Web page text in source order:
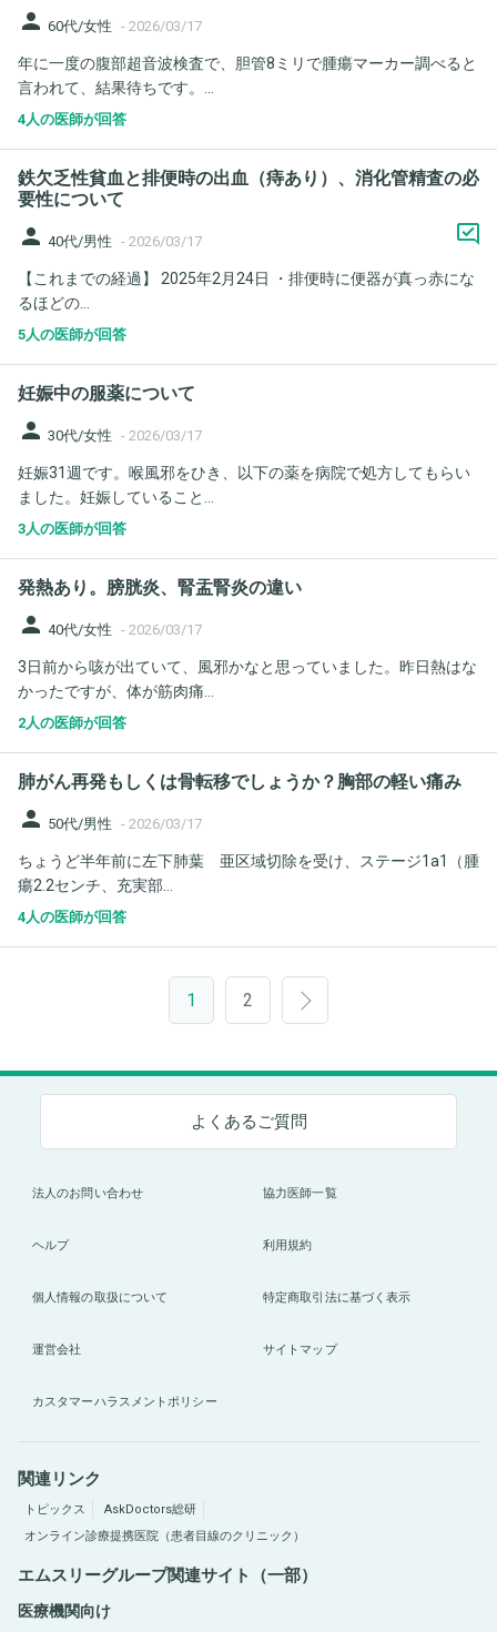
person 60代/女性 - 2026/03/17
年に一度の腹部超音波検査で、胆管8ミリで腫瘍マーカー調べると
言われて、結果待ちです。...
4人の医師が回答
鉄欠乏性貧血と排便時の出血（痔あり）、消化管精査の必
要性について
person 40代/男性 - 2026/03/17
【これまでの経過】 2025年2月24日 ・排便時に便器が真っ赤にな
るほどの...
5人の医師が回答
妊娠中の服薬について
person 30代/女性 - 2026/03/17
妊娠31週です。喉風邪をひき、以下の薬を病院で処方してもらい
ました。妊娠していること...
3人の医師が回答
発熱あり。膀胱炎、腎盂腎炎の違い
person 40代/女性 - 2026/03/17
3日前から咳が出ていて、風邪かなと思っていました。昨日熱はな
かったですが、体が筋肉痛...
2人の医師が回答
肺がん再発もしくは骨転移でしょうか？胸部の軽い痛み
person 50代/男性 - 2026/03/17
ちょうど半年前に左下肺葉 亜区域切除を受け、ステージ1a1（腫
瘍2.2センチ、充実部...
4人の医師が回答
1 2
よくあるご質問
法人のお問い合わせ 協力医師一覧
ヘルプ 利用規約
個人情報の取扱について 特定商取引法に基づく表示
運営会社 サイトマップ
カスタマーハラスメントポリシー
関連リンク
トピックス
AskDoctors総研
オンライン診療提携医院（患者目線のクリニック）
エムスリーグループ関連サイト（一部）
医療機関向け